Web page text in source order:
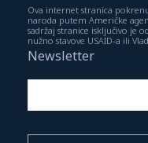
Ova internet stranica
naroda putem Američke
sadržaj stranice isključivo je
nužno stavove USAID-a ili
Newsletter